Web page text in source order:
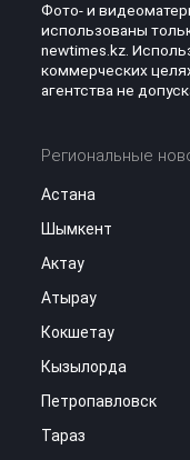
Фото- и
использованы
newtimes.kz.
коммерческих
агентства не
Региональные
Астана
Шымкент
Актау
Атырау
Кокшетау
Кызылорда
Петропавловск
Тараз